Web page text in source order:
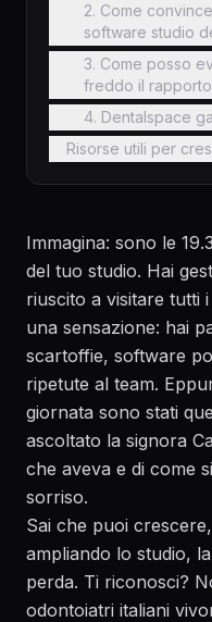
2. Come
software studio
3. Come posso
freddo il
4. Dentalspace
Risorse utili per
Immagina: sono le
del tuo studio. Hai
riuscito a visitare tutti
una sensazione: hai
scartoffie, software
ripetute al team.
giornata sono stati
ascoltato la signora
che aveva e di come
sorriso.
Sai che puoi
ampliando lo studio,
perda. Ti riconosci?
odontoiatri italiani